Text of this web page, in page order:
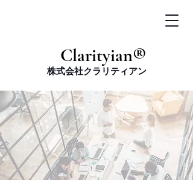
​Clarityian®
株式会社クラリティアン